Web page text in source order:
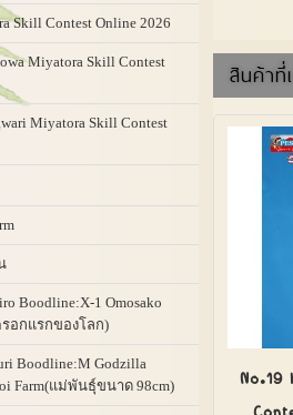
Skill Contest Online 2026
Miyatora Skill Contest
Miyatora Skill Contest
Boodline:X-1 Omosako
รอกแรกของโลก)
Boodline:M Godzilla
Farm(แม่พันธุ์ขนาด 98cm)
สินค้าที่
No.19